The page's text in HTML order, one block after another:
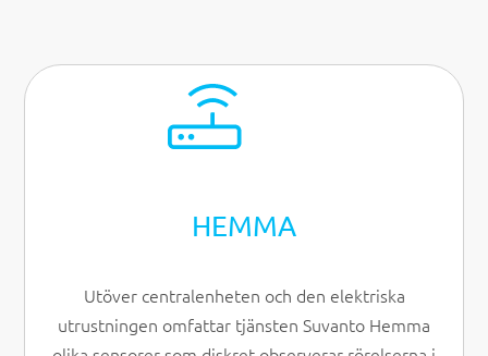
HEMMA
Utöver centralenheten och den elektriska
utrustningen omfattar tjänsten Suvanto Hemma